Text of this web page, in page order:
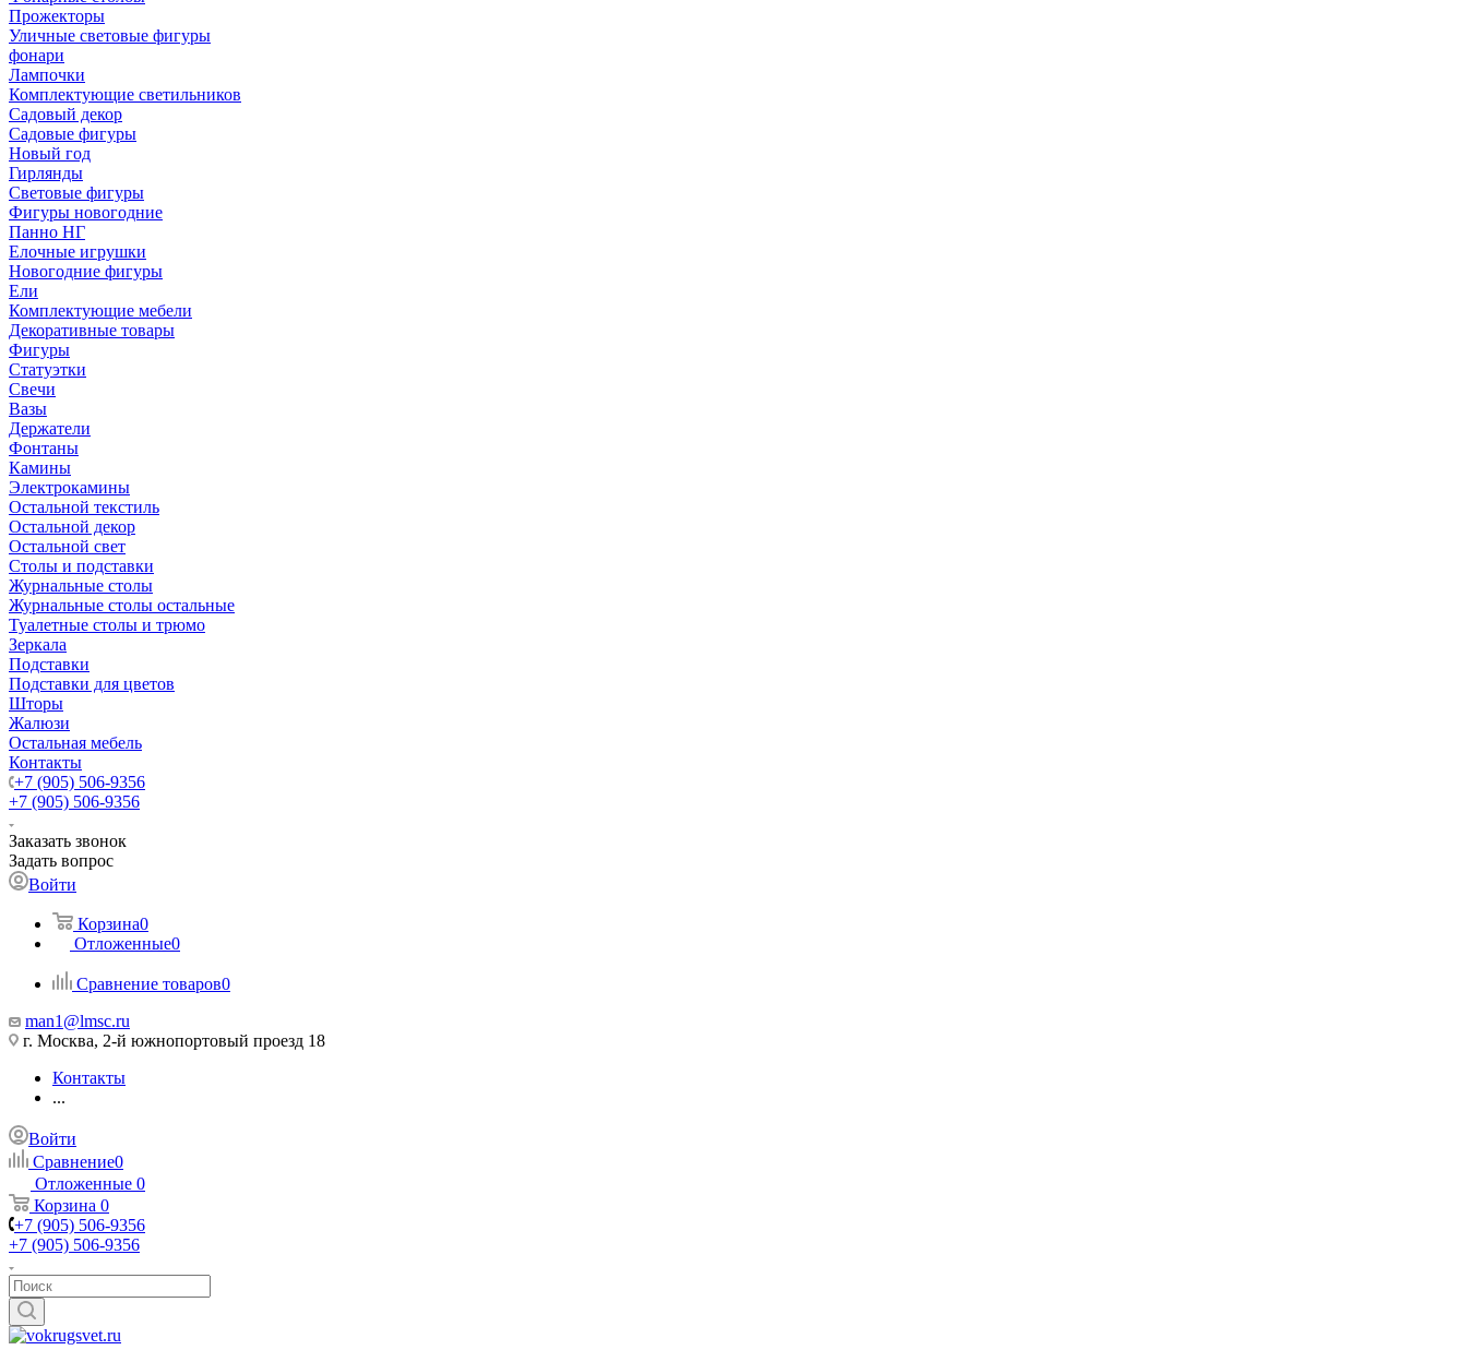
Прожекторы
Уличные световые фигуры
фонари
Лампочки
Комплектующие светильников
Садовый декор
Садовые фигуры
Новый год
Гирлянды
Световые фигуры
Фигуры новогодние
Панно НГ
Елочные игрушки
Новогодние фигуры
Ели
Комплектующие мебели
Декоративные товары
Фигуры
Статуэтки
Свечи
Вазы
Держатели
Фонтаны
Камины
Электрокамины
Остальной текстиль
Остальной декор
Остальной свет
Столы и подставки
Журнальные столы
Журнальные столы остальные
Туалетные столы и трюмо
Зеркала
Подставки
Подставки для цветов
Шторы
Жалюзи
Остальная мебель
Контакты
+7 (905) 506-9356
+7 (905) 506-9356
Заказать звонок
Задать вопрос
Войти
Корзина0
Отложенные0
Сравнение товаров0
man1@lmsc.ru
г. Москва, 2-й южнопортовый проезд 18
Контакты
...
Войти
Сравнение0
Отложенные 0
Корзина 0
+7 (905) 506-9356
+7 (905) 506-9356